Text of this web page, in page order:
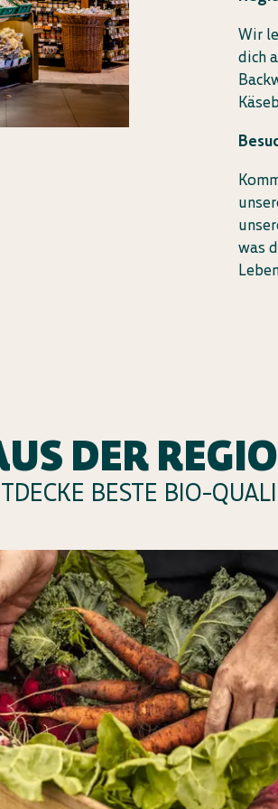
Wir
dich
was
DER
BESTE BIO-